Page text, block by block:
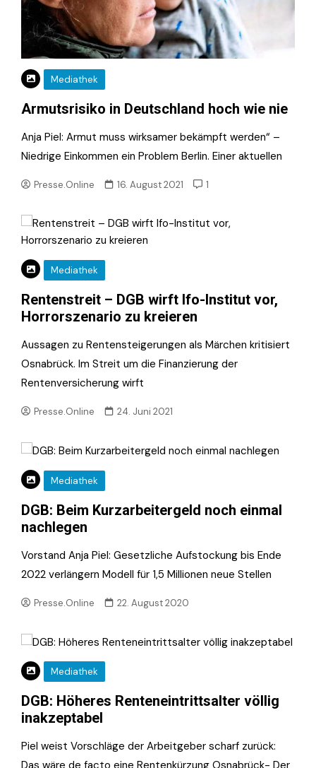
Mediathek
Armutsrisiko in Deutschland hoch wie nie
Anja Piel: Armut muss wirksamer bekämpft werden“ –
Niedrige Einkommen ein Problem Berlin. Einer aktuellen
Presse.Online 16. August 2021 1
Mediathek
Rentenstreit – DGB wirft Ifo-Institut vor,
Horrorszenario zu kreieren
Aussagen zu Rentensteigerungen als Märchen kritisiert
Osnabrück. Im Streit um die Finanzierung der
Rentenversicherung wirft
Presse.Online 24. Juni 2021
Mediathek
DGB: Beim Kurzarbeitergeld noch einmal
nachlegen
Vorstand Anja Piel: Gesetzliche Aufstockung bis Ende
2022 verlängern Modell für 1,5 Millionen neue Stellen
Presse.Online 22. August 2020
Mediathek
DGB: Höheres Renteneintrittsalter völlig
inakzeptabel
Piel weist Vorschläge der Arbeitgeber scharf zurück: